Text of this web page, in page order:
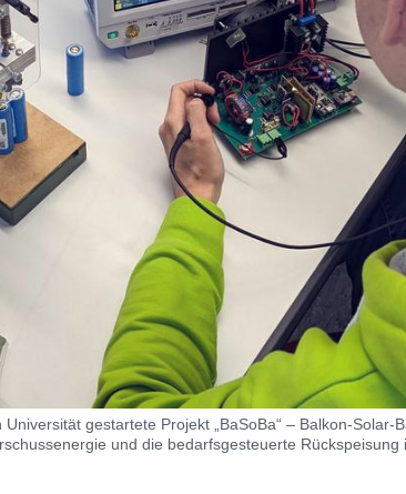
gestartete Projekt „BaSoBa“ – Balkon-Solar-
und die bedarfsgesteuerte Rückspeisung